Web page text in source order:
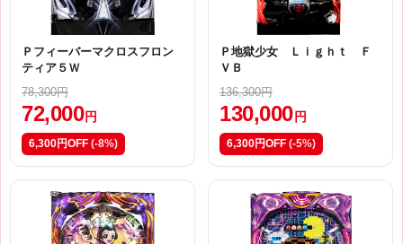
Ｐフィーバーマクロスフロン
ティア５Ｗ
78,300円
72,000 円
6,300円OFF (-8%)
Ｐ地獄少女 Ｌｉｇｈｔ Ｆ
ＶＢ
136,300円
130,000 円
6,300円OFF (-5%)